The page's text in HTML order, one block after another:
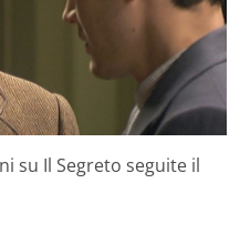
su Il Segreto seguite il